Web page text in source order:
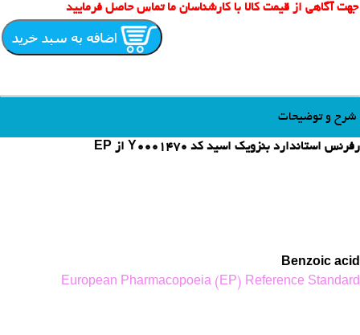
جهت آگاهی از قیمت کالا با کارشناسان ما تماس حاصل فرمایید
شرح و توضیحات
رفرنس استاندارد بنزویک اسید کد Y0001470 از EP
Benzoic acid
European Pharmacopoeia (EP) Reference Standard